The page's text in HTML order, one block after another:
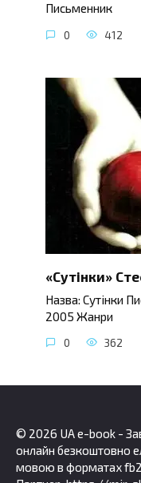
Письменник
0 412
«Сутінки»
Назва: Сутінки
2005 Жанри
0 362
© 2026 UA e-book -
онлайн безкоштовно
мовою в форматах